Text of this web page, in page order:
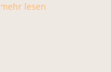
mehr lesen